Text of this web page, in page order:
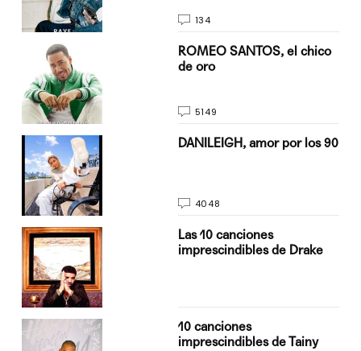
134
ROMEO SANTOS, el chico
de oro
5149
DANILEIGH, amor por los 90
4048
Las 10 canciones
imprescindibles de Drake
10 canciones
imprescindibles de Tainy